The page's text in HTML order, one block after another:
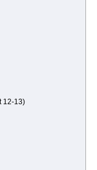
12-13)